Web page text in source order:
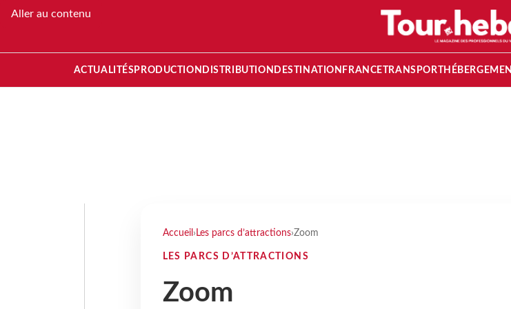
Aller au contenu
ACTUALITÉS PRODUCTION DISTRIBUTION DESTINATION FRANCETRANSPORT
Accueil › Les parcs d’attractions›Zoom
LES PARCS D’ATTRACTIONS
Zoom